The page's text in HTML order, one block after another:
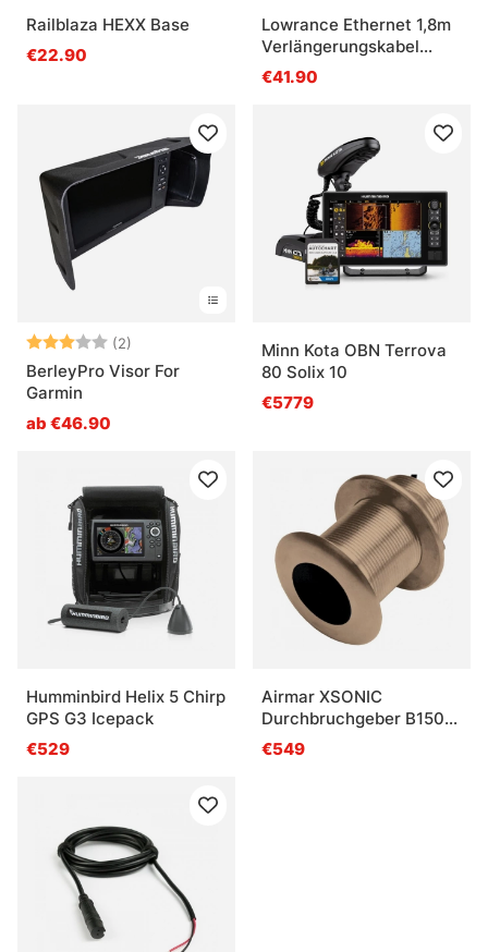
Railblaza HEXX Base
€22.90
Lowrance Ethernet 1,8m
Verlängerungskabel
(ETHEXT-6YL)
€41.90
Bewertung:(2)
3.0 von 5 Sternen
BerleyPro Visor For
Garmin
ab €46.90
Minn Kota OBN Terrova
80 Solix 10
€5779
Humminbird Helix 5 Chirp
GPS G3 Icepack
€529
Airmar XSONIC
Durchbruchgeber B150M
0 DEG
€549